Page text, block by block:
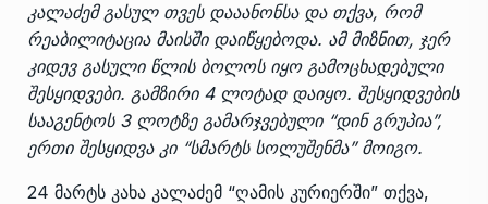
კალაძემ გასულ თვეს დააანონსა და თქვა, რომ
რეაბილიტაცია მაისში დაიწყებოდა. ამ მიზნით, ჯერ
კიდევ გასული წლის ბოლოს იყო გამოცხადებული
შესყიდვები. გამზირი 4 ლოტად დაიყო. შესყიდვების
სააგენტოს 3 ლოტზე გამარჯვებული “დინ გრუპია”,
ერთი შესყიდვა კი “სმარტს სოლუშენმა” მოიგო.
24 მარტს კახა კალაძემ “ღამის კურიერში” თქვა,